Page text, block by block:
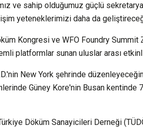
ve sahip olduğumuz güçlü
yeteneklerimizi daha da
Kongresi ve WFO Foundry
platformlar sunan uluslar arası
New York şehrinde
Güney Kore'nin Busan kentinde
Döküm Sanayicileri Derneği